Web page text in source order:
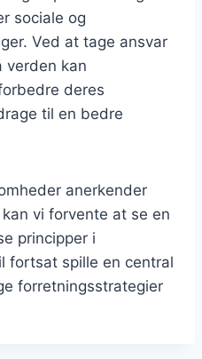
sociale og
Ved at tage ansvar
verden kan
deres
til en bedre
anerkender
vi forvente at se en
principper i
fortsat spille en central
forretningsstrategier